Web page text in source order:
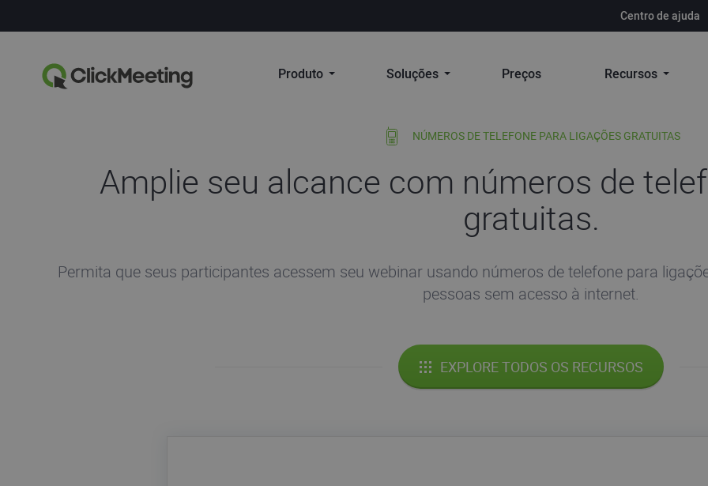
Centro de ajuda
Produto Soluções Preços Recursos
NÚMEROS DE TELEFONE PARA LIGAÇÕES GRATUITAS
Amplie seu alcance com números de
gratuitas.
Permita que seus participantes acessem seu webinar usando números de telefone para
pessoas sem acesso à internet.
EXPLORE TODOS OS RECURSOS